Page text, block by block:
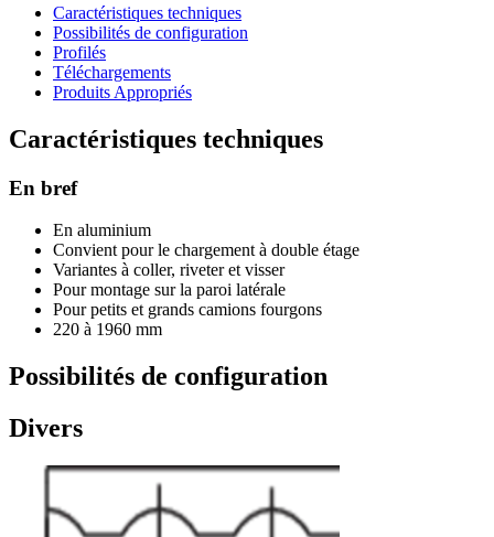
Caractéristiques techniques
Possibilités de configuration
Profilés
Téléchargements
Produits Appropriés
Caractéristiques techniques
En bref
En aluminium
Convient pour le chargement à double étage
Variantes à coller, riveter et visser
Pour montage sur la paroi latérale
Pour petits et grands camions fourgons
220 à 1960 mm
Possibilités de configuration
Divers